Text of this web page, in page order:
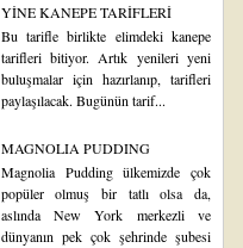
YİNE KANEPE TARİFLERİ
Bu tarifle birlikte elimdeki kanepe
tarifleri bitiyor. Artık yenileri yeni
buluşmalar için hazırlanıp, tarifleri
paylaşılacak. Bugünün tarif...
MAGNOLIA PUDDING
Magnolia Pudding ülkemizde çok
popüler olmuş bir tatlı olsa da,
aslında New York merkezli ve
dünyanın pek çok şehrinde şubesi